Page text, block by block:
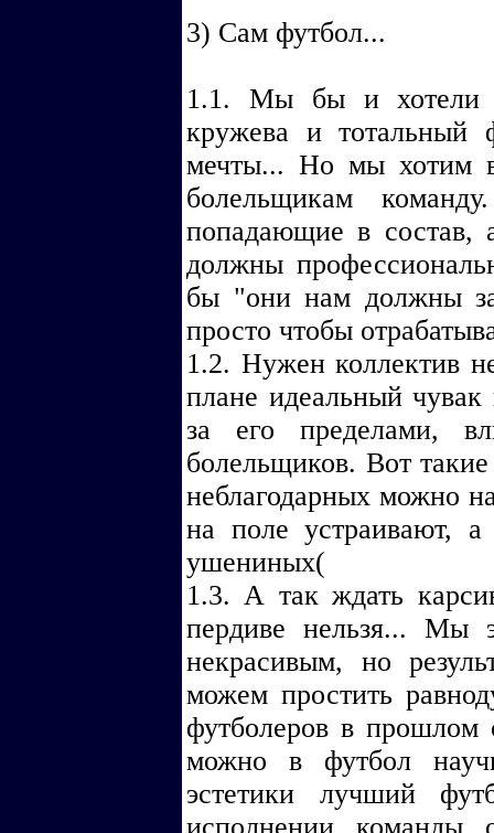
3) Сам футбол...
1.1. Мы бы и хотели
кружева и тотальный
мечты... Но мы хотим
болельщикам
попадающие в состав,
должны
бы "они нам должны
просто чтобы
1.2. Нужен коллектив
плане идеальный
за его пределами,
болельщиков. Вот
неблагодарных можно
на поле устраивают,
ушениных(
1.3. А так ждать
пердиве нельзя... Мы
некрасивым, но
можем простить
футболеров в прошлом
можно в футбол
эстетики лучший